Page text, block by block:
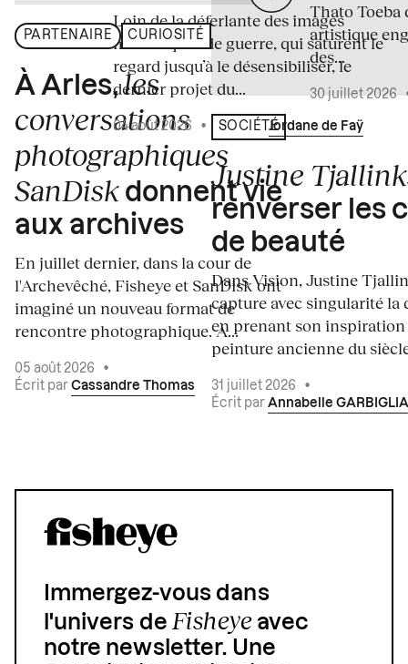
PARTENAIRE CURIOSITÉ
À Arles,les
conversations
photographiques
SanDisk donnent vie
aux archives
En juillet dernier, dans la cour de
l'Archevêché, Fisheye et SanDisk ont
imaginé un nouveau format de
rencontre photographique. À...
05 août 2026
•
Écrit par Cassandre Thomas
Loin de la déferlante des images
médiatiques de guerre, qui saturent le
regard jusqu’à le désensibiliser, le
dernier projet du...
04 août 2026 • Écrit par Jordane de Faÿ
SOCIÉTÉ
Justine
renverser les
de beauté
Dans Vision, Justine
capture avec singularité la
en prenant son inspiration
peinture ancienne du
31 juillet 2026
•
Écrit par Annabelle GARBIGLIA
Thato Toeba
artistique
des...
30 juillet 2026
Immergez-vous dans
l'univers deFisheyeavec
notre newsletter. Une